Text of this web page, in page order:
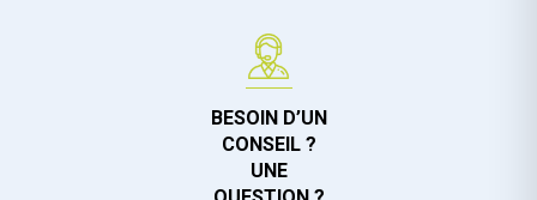
BESOIN D’UN
CONSEIL ?
UNE